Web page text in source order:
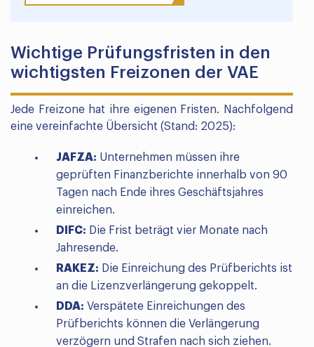
Wichtige Prüfungsfristen in den
wichtigsten Freizonen der VAE
Jede Freizone hat ihre eigenen Fristen. Nachfolgend
eine vereinfachte Übersicht (Stand: 2025):
JAFZA: Unternehmen müssen ihre
geprüften Finanzberichte innerhalb von 90
Tagen nach Ende ihres Geschäftsjahres
einreichen.
DIFC: Die Frist beträgt vier Monate nach
Jahresende.
RAKEZ: Die Einreichung des Prüfberichts ist
an die Lizenzverlängerung gekoppelt.
DDA: Verspätete Einreichungen des
Prüfberichts können die Verlängerung
verzögern und Strafen nach sich ziehen.